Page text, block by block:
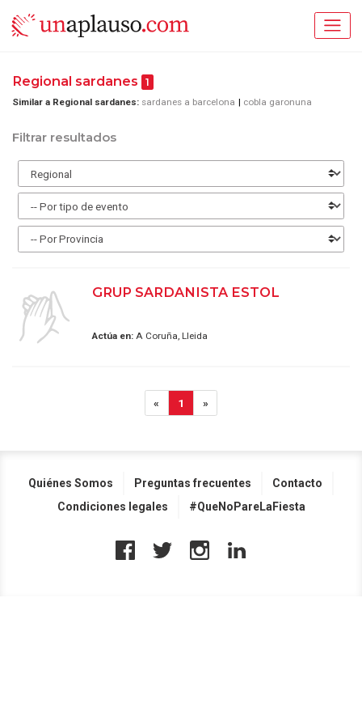
Regional sardanes 1
Similar a Regional sardanes: sardanes a barcelona cobla garonuna
Filtrar resultados
GRUP SARDANISTA ESTOL
Actúa en:A Coruña, Lleida
« 1 »
Quiénes Somos Preguntas frecuentes
Contacto
Condiciones legales
#QueNoPareLaFiesta